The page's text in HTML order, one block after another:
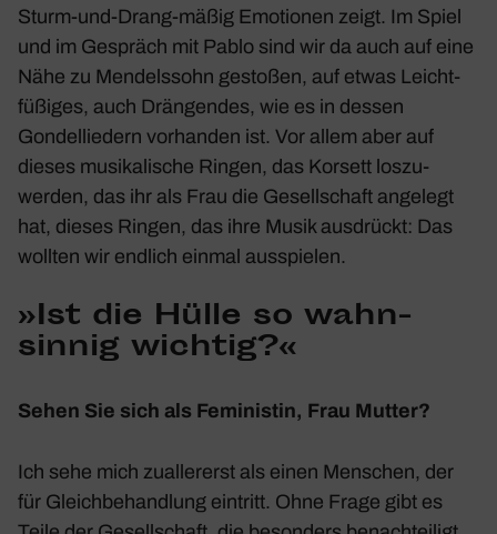
Sturm-und-Drang-mäßig Emotionen zeigt. Im Spiel
und im Gespräch mit Pablo sind wir da auch auf eine
Nähe zu Mendels­sohn gestoßen, auf etwas Leicht­
fü­ßiges, auch Drän­gendes, wie es in dessen
Gondel­lie­dern vorhanden ist. Vor allem aber auf
dieses musi­ka­li­sche Ringen, das Korsett loszu­
werden, das ihr als Frau die Gesell­schaft ange­legt
hat, dieses Ringen, das ihre Musik ausdrückt: Das
wollten wir endlich einmal ausspielen.
»Ist die Hülle so wahn­
sinnig wichtig?«
Sehen Sie sich als Femi­nistin, Frau Mutter?
Ich sehe mich zual­ler­erst als einen Menschen, der
für Gleich­be­hand­lung eintritt. Ohne Frage gibt es